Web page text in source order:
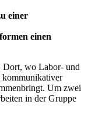
einer
einen
Dort, wo Labor- und
kommunikativer
Um zwei
in der Gruppe